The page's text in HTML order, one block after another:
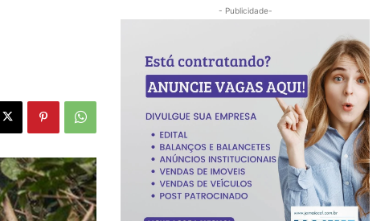
- Publicidade-